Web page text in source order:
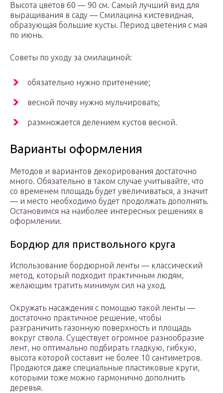
Высота цветов 60 — 90 см. Самый лучший вид для
выращивания в саду — Смилацина кистевидная,
образующая большие кусты. Период цветения с мая
по июнь.
Советы по уходу за смилациной:
обязательно нужно притенение;
весной почву нужно мульчировать;
размножается делением кустов весной.
Варианты оформления
Методов и вариантов декорирования достаточно
много. Обязательно в таком случае учитывайте, что
со временем площадь будет увеличиваться, а значит
— и место необходимо будет продолжать дополнять.
Остановимся на наиболее интересных решениях в
оформлении.
Бордюр для приствольного круга
Использование бордюрной ленты — классический
метод, который подходит практичным людям,
желающим тратить минимум сил на уход.
Окружать насаждения с помощью такой ленты —
достаточно практичное решение, чтобы
разграничить газонную поверхность и площадь
вокруг ствола. Существует огромное разнообразие
лент, но оптимально подбирать гладкую, гибкую,
высота которой составит не более 10 сантиметров.
Продаются даже специальные пластиковые круги,
которыми тоже можно гармонично дополнить
деревья.